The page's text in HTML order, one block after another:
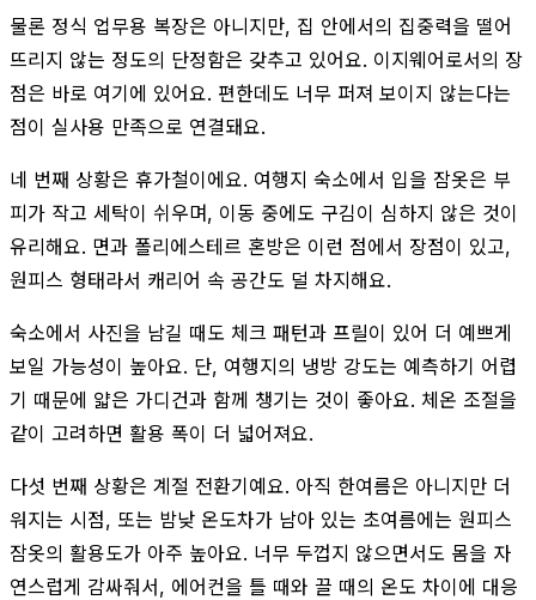
물론 정식 업무용 복장은 아니지만, 집 안에서의 집중력을 떨어
뜨리지 않는 정도의 단정함은 갖추고 있어요. 이지웨어로서의 장
점은 바로 여기에 있어요. 편한데도 너무 퍼져 보이지 않는다는
점이 실사용 만족으로 연결돼요.
네 번째 상황은 휴가철이에요. 여행지 숙소에서 입을 잠옷은 부
피가 작고 세탁이 쉬우며, 이동 중에도 구김이 심하지 않은 것이
유리해요. 면과 폴리에스테르 혼방은 이런 점에서 장점이 있고,
원피스 형태라서 캐리어 속 공간도 덜 차지해요.
숙소에서 사진을 남길 때도 체크 패턴과 프릴이 있어 더 예쁘게
보일 가능성이 높아요. 단, 여행지의 냉방 강도는 예측하기 어렵
기 때문에 얇은 가디건과 함께 챙기는 것이 좋아요. 체온 조절을
같이 고려하면 활용 폭이 더 넓어져요.
다섯 번째 상황은 계절 전환기예요. 아직 한여름은 아니지만 더
워지는 시점, 또는 밤낮 온도차가 남아 있는 초여름에는 원피스
잠옷의 활용도가 아주 높아요. 너무 두껍지 않으면서도 몸을 자
연스럽게 감싸줘서, 에어컨을 틀 때와 끌 때의 온도 차이에 대응